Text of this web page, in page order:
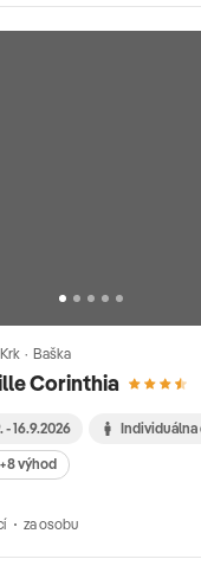
Corinthia
· Baška
- 16.9.2026 Individuálna
+8 výhod
za osobu